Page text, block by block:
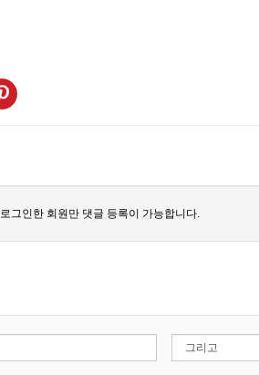
로그인한 회원만 댓글 등록이 가능합니다.